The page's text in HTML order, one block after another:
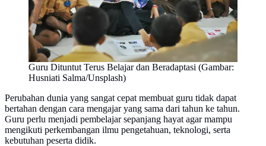
Guru Dituntut Terus Belajar dan Beradaptasi (Gambar:
Husniati Salma/Unsplash)
Perubahan dunia yang sangat cepat membuat guru tidak dapat
bertahan dengan cara mengajar yang sama dari tahun ke tahun.
Guru perlu menjadi pembelajar sepanjang hayat agar mampu
mengikuti perkembangan ilmu pengetahuan, teknologi, serta
kebutuhan peserta didik.